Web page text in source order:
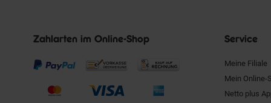
Zahlarten im Online-Shop Service
Meine Filiale
Mein Online-
Netto plus